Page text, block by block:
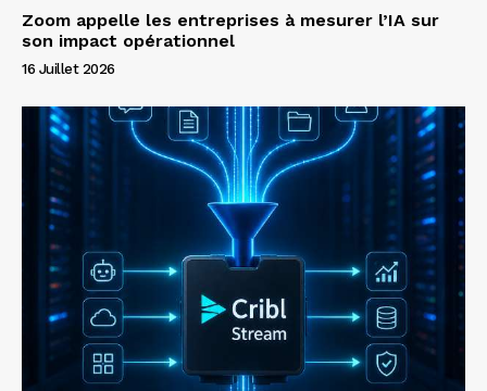
Zoom appelle les entreprises à mesurer l’IA sur
son impact opérationnel
16 Juillet 2026